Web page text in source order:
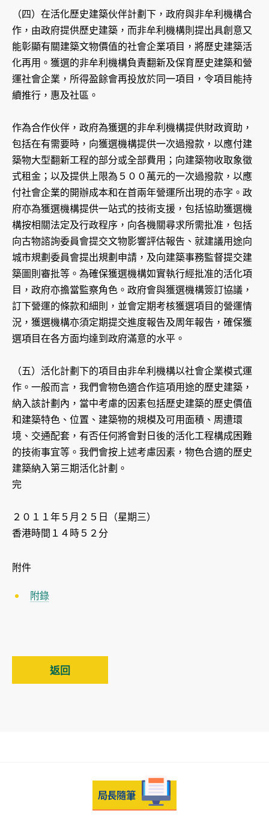
（四）在活化歷史建築伙伴計劃下，政府與非牟利機構合
作，由政府提供歷史建築，而非牟利機構則提出具創意又
能彰顯有關建築文物價值的社會企業項目，將歷史建築活
化再用。獲選的非牟利機構負責翻新及保育歷史建築和營
運社會企業，所得盈餘會再投放於同一項目，令項目能持
續推行，惠及社區。
作為合作伙伴，政府為獲選的非牟利機構提供財政資助，
包括在有需要時，向獲選機構提供一次過撥款，以應付建
築物大型翻新工程的部分或全部費用；向建築物收取象徵
式租金；以及提供上限為５００萬元的一次過撥款，以應
付社會企業的開辦成本和在首兩年營運所出現的赤字。政
府亦為獲選機構提供一站式的技術支援，包括協助獲選機
構按相關法定及行政程序，向各機關尋求所需批准，包括
向古物諮詢委員會提交文物影響評估報告、就建議用途向
城市規劃委員會提出規劃申請，及向建築事務監督提交建
築圖則審批等。為確保獲選機構如實執行經批准的活化項
目，政府亦擔當監察角色。政府會與獲選機構簽訂協議，
訂下營運的條款和細則，並會定期考核獲選項目的營運情
況，獲選機構亦須定期提交進度報告及周年報告，確保獲
選項目在各方面均達到政府滿意的水平。
（五）活化計劃下的項目由非牟利機構以社會企業模式運
作。一般而言，我們會物色適合作這項用途的歷史建築，
納入該計劃內，當中考慮的因素包括歷史建築的歷史價值
和建築特色、位置、建築物的規模及可用面積、周遭環
境、交通配套，有否任何將會對日後的活化工程構成困難
的技術事宜等。我們會按上述考慮因素，物色合適的歷史
建築納入第三期活化計劃。
完
２０１１年５月２５日（星期三）
香港時間１４時５２分
附件
附錄
返回